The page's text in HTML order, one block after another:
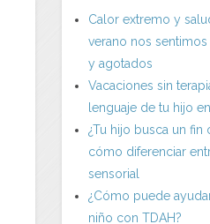
Calor extremo y
verano nos
y agotados
Vacaciones sin
lenguaje de tu hijo
¿Tu hijo busca un fin
cómo diferenciar
sensorial
¿Cómo puede
niño con TDAH?